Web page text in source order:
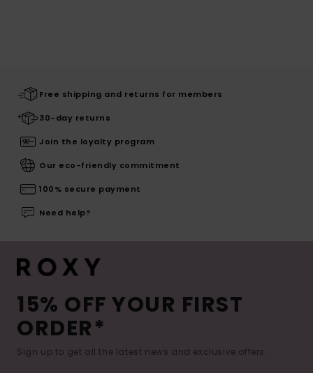
Free shipping and returns for members
30-day returns
Join the loyalty program
Our eco-friendly commitment
100% secure payment
Need help?
15% OFF YOUR FIRST
ORDER*
Sign up to get all the latest news and exclusive offers.